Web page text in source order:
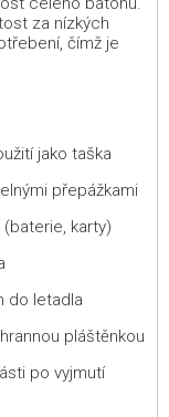
za nízkých
čímž je
jako taška
přepážkami
karty)
do letadla
pláštěnkou
po vyjmutí